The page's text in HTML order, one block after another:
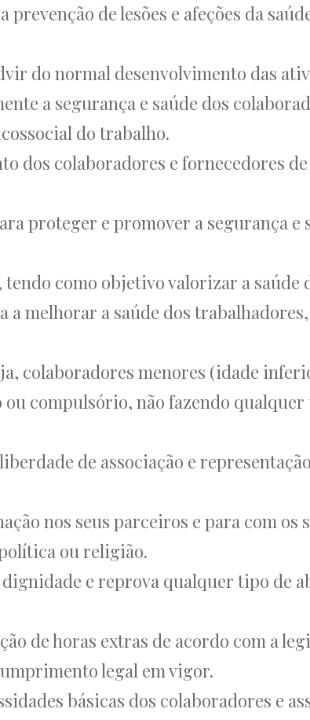
de lesões e afeções da
do normal desenvolvimento das
a segurança e saúde dos
do trabalho.
dos colaboradores e fornecedores
proteger e promover a segurança e
como objetivo valorizar a saúde
melhorar a saúde dos
colaboradores menores (idade
compulsório, não fazendo qualquer
de associação e
nos seus parceiros e para com os
ou religião.
e reprova qualquer tipo de
de horas extras de acordo com a
legal em vigor.
básicas dos colaboradores e